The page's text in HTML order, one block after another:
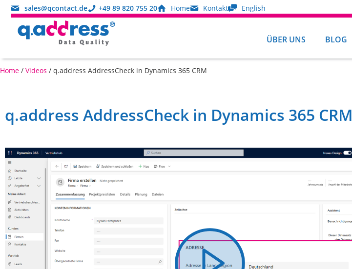
sales@qcontact.de +49 89 820 755 20 Home Kontakt English
ÜBER UNS BLOG
Home / Videos / q.address AddressCheck in Dynamics 365 CRM
q.address AddressCheck in Dynamics 365 CRM